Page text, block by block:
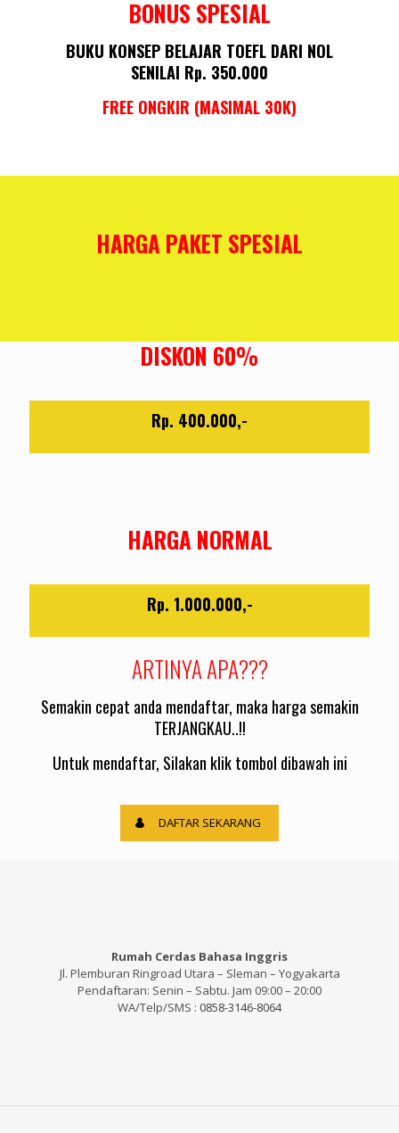
BONUS SPESIAL
BUKU KONSEP BELAJAR TOEFL DARI NOL
SENILAI Rp. 350.000
FREE ONGKIR (MASIMAL 30K)
HARGA PAKET SPESIAL
DISKON 60%
Rp. 400.000,-
HARGA NORMAL
Rp. 1.000.000,-
ARTINYA APA???
Semakin cepat anda mendaftar, maka harga semakin
TERJANGKAU..!!
Untuk mendaftar, Silakan klik tombol dibawah ini
DAFTAR SEKARANG
Rumah Cerdas Bahasa Inggris
Jl. Plemburan Ringroad Utara – Sleman – Yogyakarta
Pendaftaran: Senin – Sabtu. Jam 09:00 – 20:00
WA/Telp/SMS : 0858-3146-8064